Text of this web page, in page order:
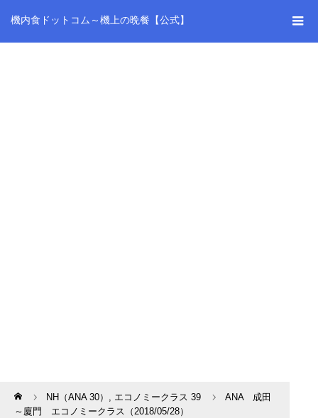
機内食ドットコム～機上の晩餐【公式】
Home NH（ANA 30） , エコノミークラス 39
ANA 成田
～廈門 エコノミークラス（2018/05/28）